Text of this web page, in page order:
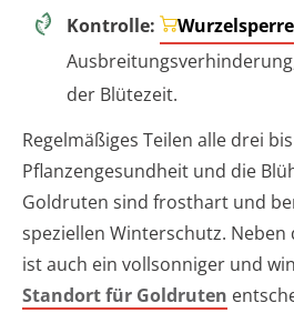
Kontrolle:
Wurzelsperre
der Blütezeit.
Regelmäßiges Teilen alle drei
Pflanzengesundheit und die
Goldruten sind frosthart und
speziellen Winterschutz.
ist auch ein vollsonniger und
Standort für Goldruten